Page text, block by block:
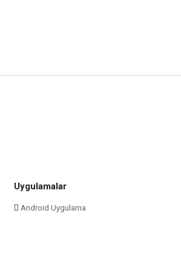
Uygulamalar
Android Uygulama